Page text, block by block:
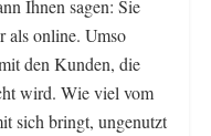
Ihnen sagen: Sie
als online. Umso
den Kunden, die
wird. Wie viel vom
sich bringt, ungenutzt